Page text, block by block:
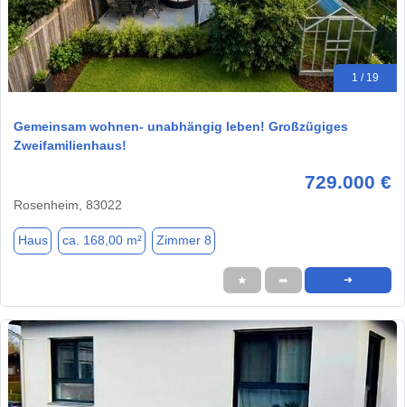
1 / 19
Gemeinsam wohnen- unabhängig leben! Großzügiges
Zweifamilienhaus!
729.000 €
Rosenheim, 83022
Haus ca. 168,00 m² Zimmer 8
★ ➦ ➜